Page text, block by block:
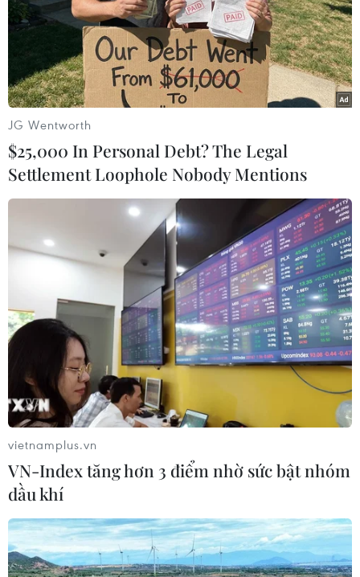
nhanh tiến độ dự án Cảng
hàng không quốc tế Gia
Bình
Theo kế hoạch, đến ngày 30/6, các đơn vị sẽ tiếp
tục hoàn thiện hồ sơ bồi thường, hỗ trợ, tái định cư
và thu hồi, bàn giao khoảng 220ha mặt bằng
phục vụ thi công dự án sân bay Gia Bình.
(TTXVN/Vietnam+)
JG Wentworth
$25,000 In Personal Debt? The Legal
Settlement Loophole Nobody Mentions
vietnamplus.vn
VN-Index tăng hơn 3 điểm nhờ sức bật nhóm
dầu khí